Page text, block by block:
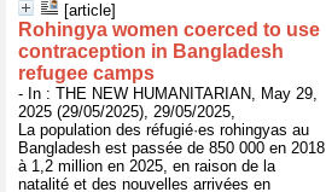
[article]
Rohingya women coerced to use
contraception in Bangladesh
refugee camps
- In : THE NEW HUMANITARIAN, May 29,
2025 (29/05/2025), 29/05/2025,
La population des réfugié·es rohingyas au
Bangladesh est passée de 850 000 en 2018
à 1,2 million en 2025, en raison de la
natalité et des nouvelles arrivées en